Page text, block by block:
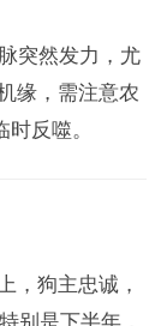
突然发力，尤
缘，需注意农
反噬。
，狗主忠诚，
别是下半年，